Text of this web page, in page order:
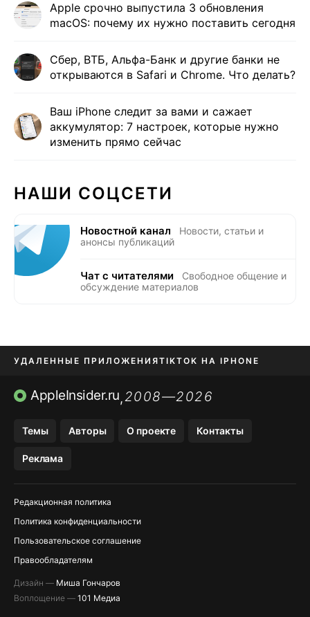
Apple срочно выпустила 3 обновления
macOS: почему их нужно поставить сегодня
Сбер, ВТБ, Альфа-Банк и другие банки не
открываются в Safari и Сhrome. Что делать?
Ваш iPhone следит за вами и сажает
аккумулятор: 7 настроек, которые нужно
изменить прямо сейчас
НАШИ СОЦСЕТИ
Новостной канал
Новости, статьи и
анонсы публикаций
Чат с читателями
Свободное общение и
обсуждение материалов
УДАЛЕННЫЕ ПРИЛОЖЕНИЯTIKTOK НА IPHONE
ПРИЛОЖЕНИЯ БЕЗ APP STORE
AppleInsider.ru,2008—2026
Темы Авторы О проекте Контакты
Реклама
Редакционная политика
Политика конфиденциальности
Пользовательское соглашение
Правообладателям
Дизайн — Миша Гончаров
Воплощение — 101 Медиа